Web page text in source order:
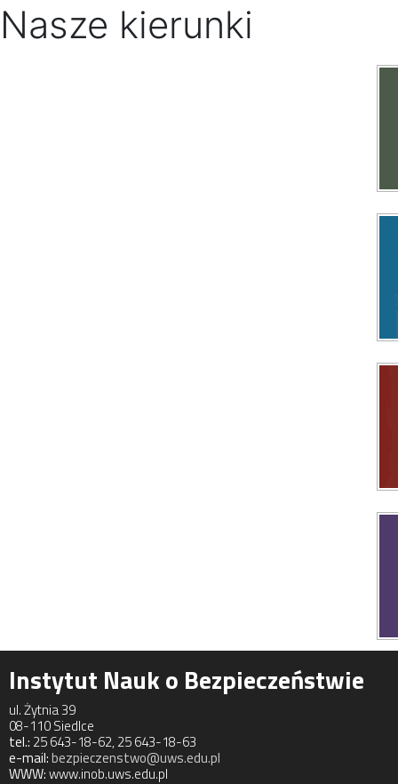
Nasze kierunki
Instytut Nauk o Bezpieczeństwie
ul. Żytnia 39
08-110 Siedlce
tel.: 25 643-18-62, 25 643-18-63
e-mail:bezpieczenstwo@uws.edu.pl
WWW:www.inob.uws.edu.pl